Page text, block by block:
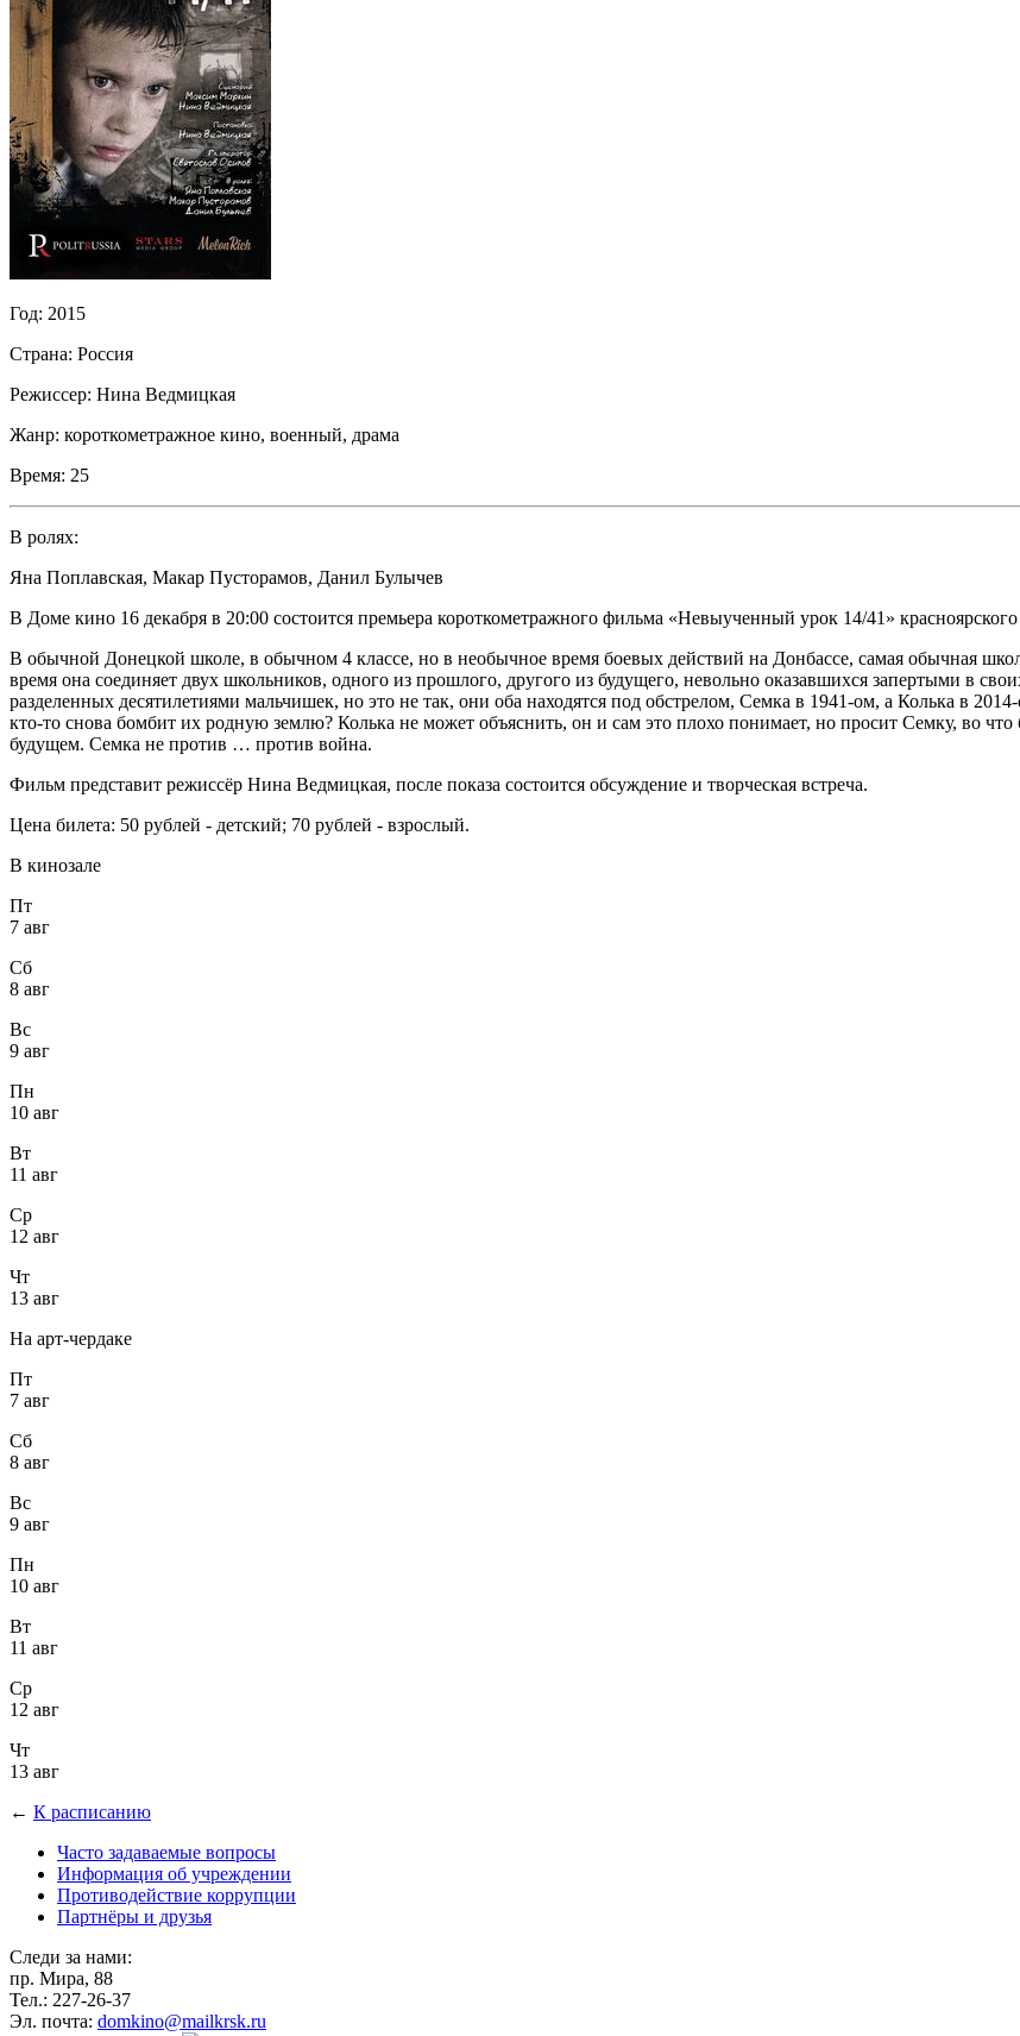
Год: 2015
Страна: Россия
Режиссер: Нина Ведмицкая
Жанр: короткометражное кино, военный, драма
Время: 25
В ролях:
Яна Поплавская, Макар Пусторамов, Данил Булычев
В Доме кино 16 декабря в 20:00 состоится премьера короткометражного фильма «Невыученный урок 14/41»
В обычной Донецкой школе, в обычном 4 классе, но в необычное время боевых действий на Донбассе, самая обычная
время она соединяет двух школьников, одного из прошлого, другого из будущего, невольно оказавшихся запертыми в
разделенных десятилетиями мальчишек, но это не так, они оба находятся под обстрелом, Семка в 1941-ом, а Колька в
кто-то снова бомбит их родную землю? Колька не может объяснить, он и сам это плохо понимает, но просит Семку, во
будущем. Семка не против … против война.
Фильм представит режиссёр Нина Ведмицкая, после показа состоится обсуждение и творческая встреча.
Цена билета: 50 рублей - детский; 70 рублей - взрослый.
В кинозале
Пт
7 авг
Сб
8 авг
Вс
9 авг
Пн
10 авг
Вт
11 авг
Ср
12 авг
Чт
13 авг
На арт-чердаке
Пт
7 авг
Сб
8 авг
Вс
9 авг
Пн
10 авг
Вт
11 авг
Ср
12 авг
Чт
13 авг
← К расписанию
Часто задаваемые вопросы
Информация об учреждении
Противодействие коррупции
Партнёры и друзья
Следи за нами:
пр. Мира, 88
Тел.: 227-26-37
Эл. почта: domkino@mailkrsk.ru